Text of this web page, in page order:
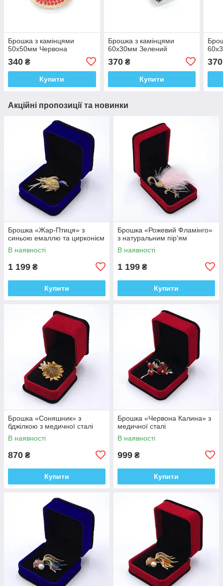
Брошка з камінцями
50х50мм Червона
340 ₴
Купити
Брошка з камінцями
60х30мм Зелений
370₴
Купити
370
Акційні пропозиції та новинки
Брошка «Жар-Птиця» з
синьою емаллю та цирконієм
В наявності
1 199 ₴
Купити
Брошка «Рожевий Фламінго»
з натуральним пір'ям
В наявності
1 199 ₴
Купити
Брошка «Соняшник» з
бджілкою з медичної сталі
В наявності
870 ₴
Купити
Брошка «Червона Калина» з
медичної сталі
В наявності
999 ₴
Купити